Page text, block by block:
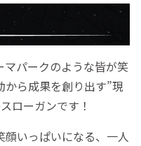
マパークのような皆が笑
ら成果を創り出す”現
ローガンです！
いっぱいになる、一人